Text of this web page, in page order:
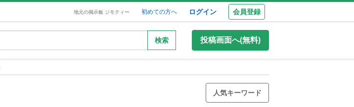
地元の掲示板 ジモティー 初めての方へ ログイン 会員登録
検索 投稿画面へ(無料)
人気キーワード